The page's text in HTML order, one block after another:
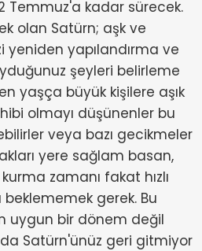
Temmuz'a kadar sürecek.
olan Satürn; aşk ve
yeniden yapılandırma ve
şeyleri belirleme
yaşça büyük kişilere aşık
olmayı düşünenler bu
veya bazı gecikmeler
yere sağlam basan,
zamanı fakat hızlı
beklememek gerek. Bu
uygun bir dönem değil
Satürn'ünüz geri gitmiyor